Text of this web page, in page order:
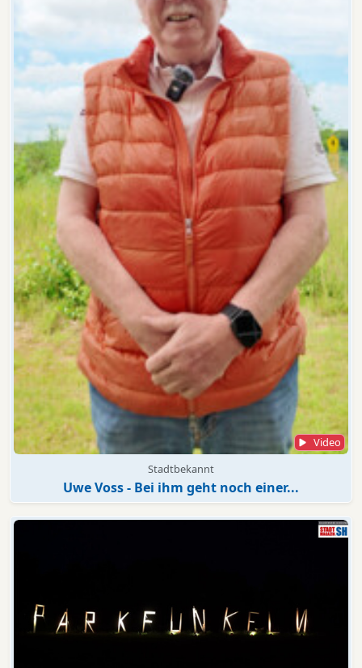
Video
Stadtbekannt
Uwe Voss - Bei ihm geht noch einer...